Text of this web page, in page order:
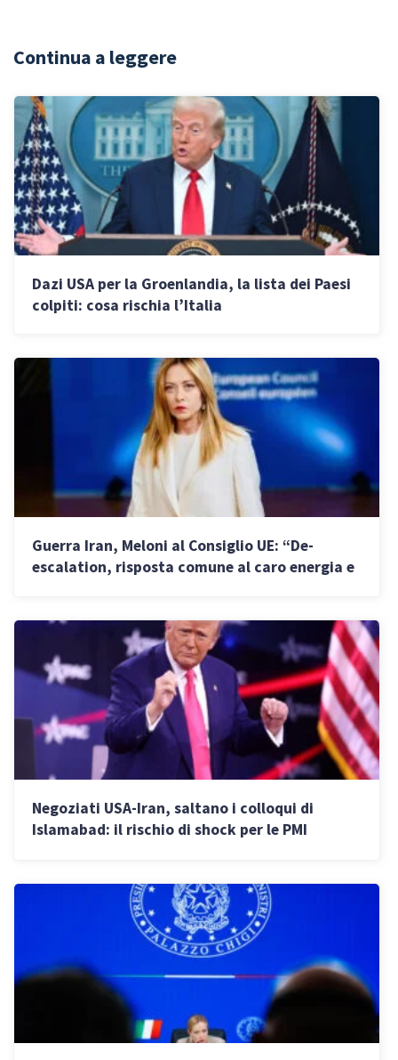
Continua a leggere
Dazi USA per la Groenlandia, la lista dei Paesi
colpiti: cosa rischia l’Italia
Guerra Iran, Meloni al Consiglio UE: “De-
escalation, risposta comune al caro energia e
Negoziati USA-Iran, saltano i colloqui di
Islamabad: il rischio di shock per le PMI